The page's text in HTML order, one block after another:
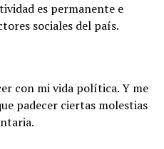
es permanente e
sociales del país.
con mi vida política. Y me
padecer ciertas molestias